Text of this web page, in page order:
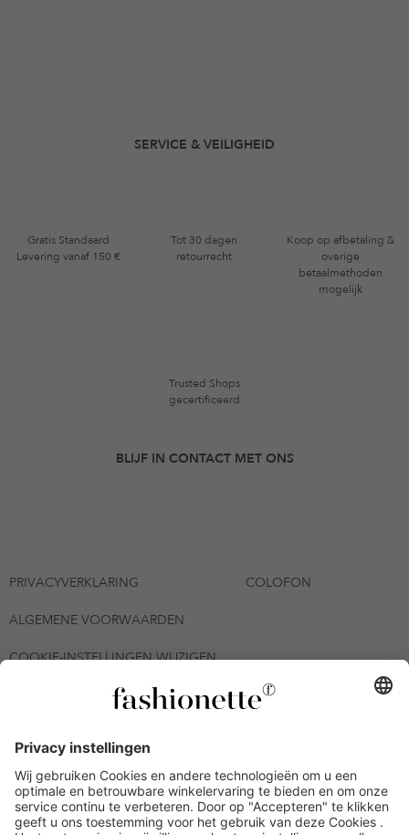
SERVICE & VEILIGHEID
Gratis Standaard
Levering vanaf 150 €
Tot 30 dagen
retourrecht
Koop op afbetaling &
overige
betaalmethoden
mogelijk
Trusted Shops
gecertificeerd
BLIJF IN CONTACT MET ONS
PRIVACYVERKLARING COLOFON
ALGEMENE VOORWAARDEN
COOKIE-INSTELLINGEN WIJZIGEN
© 2026 - fashionette Plattform GmbH
*De kortingsbon is tot en met 12-08-2026 meerdere keren
inwisselbaar op alle artikelen op de pagina
fashionette.nl/selected-styles. De voorwaarden zoals vastgelegd in
artikel 9 van de algemene voorwaarden zijn van toepassing.
Bepaalde merken en artikelen kunnen uitgesloten zijn.